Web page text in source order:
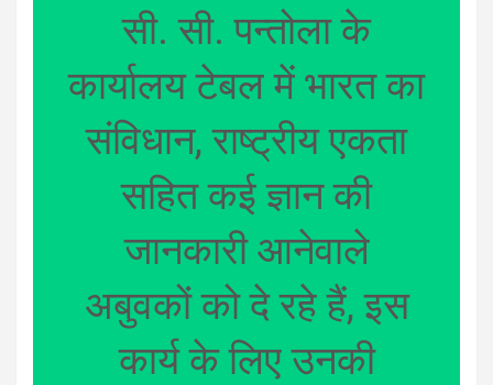
सी. सी. पन्तोला के
कार्यालय टेबल में भारत का
संविधान, राष्ट्रीय एकता
सहित कई ज्ञान की
जानकारी आनेवाले
अबुवकों को दे रहे हैं, इस
कार्य के लिए उनकी